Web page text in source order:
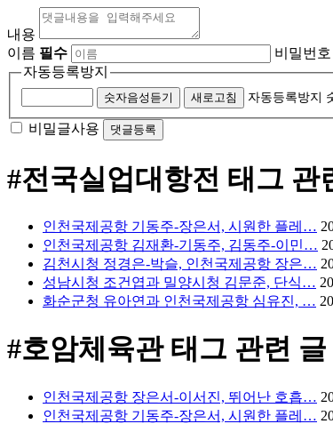
내용
이름 필수 비밀번호
자동등록방지
숫자음성듣기 새로고침 자동등록방지
비밀글사용
#전국실업대항전 태그 관
인천국제공항 기동주-장은서, 시원한 플레…
인천국제공항 김재환-기동주, 김동주-이민…
김천시청 정경은-박슬, 인천국제공항 장은…
성남시청 조건엽과 밀양시청 김문준, 단식…
화순군청 유아연과 인천국제공항 심유진, …
#호암체육관태그 관련 글
인천국제공항 장은서-이서진, 뛰어난 호흡…
인천국제공항 기동주-장은서, 시원한 플레…